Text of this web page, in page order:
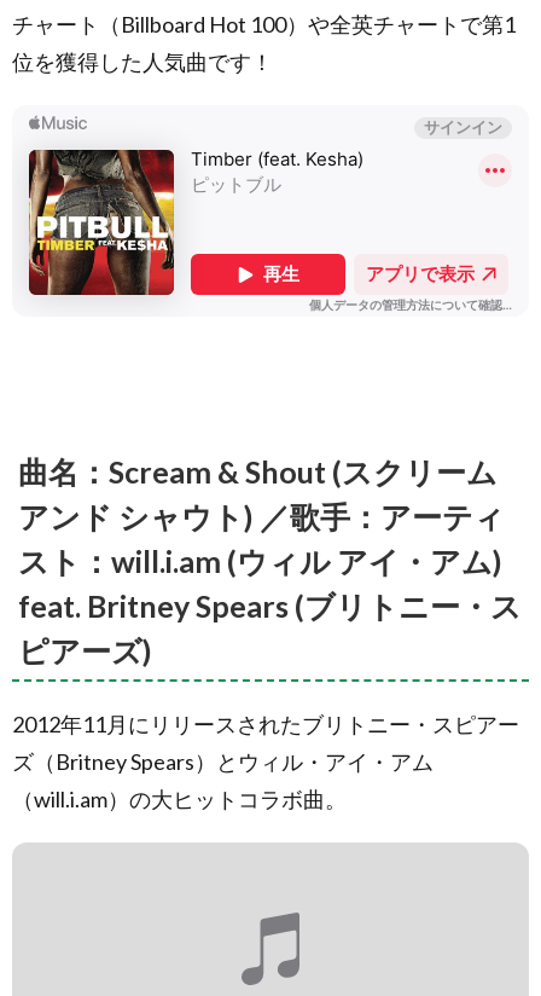
チャート（Billboard Hot 100）や全英チャートで第1
位を獲得した人気曲です！
曲名：Scream & Shout (スクリーム
アンド シャウト) ／歌手：アーティ
スト：will.i.am (ウィル アイ・アム)
feat. Britney Spears (ブリトニー・ス
ピアーズ)
2012年11月にリリースされたブリトニー・スピアー
ズ（Britney Spears）とウィル・アイ・アム
（will.i.am）の大ヒットコラボ曲。